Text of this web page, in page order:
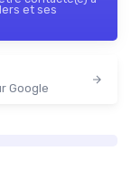
et ses
Google